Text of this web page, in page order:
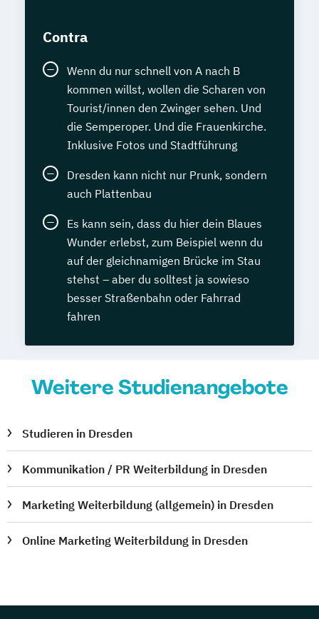
Contra
Wenn du nur schnell von A nach B
kommen willst, wollen die Scharen von
Tourist/innen den Zwinger sehen. Und
die Semperoper. Und die Frauenkirche.
Inklusive Fotos und Stadtführung
Dresden kann nicht nur Prunk, sondern
auch Plattenbau
Es kann sein, dass du hier dein Blaues
Wunder erlebst, zum Beispiel wenn du
auf der gleichnamigen Brücke im Stau
stehst – aber du solltest ja sowieso
besser Straßenbahn oder Fahrrad
fahren
Weitere Studienangebote
Studieren in Dresden
Kommunikation / PR Weiterbildung in Dresden
Marketing Weiterbildung (allgemein) in Dresden
Online Marketing Weiterbildung in Dresden